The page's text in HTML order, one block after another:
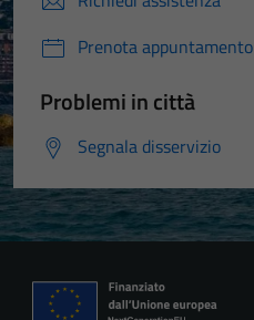
Prenota appuntamento
Problemi in città
Segnala disservizio